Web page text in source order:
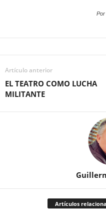
Por
Artículo anterior
EL TEATRO COMO LUCHA
MILITANTE
Artículos